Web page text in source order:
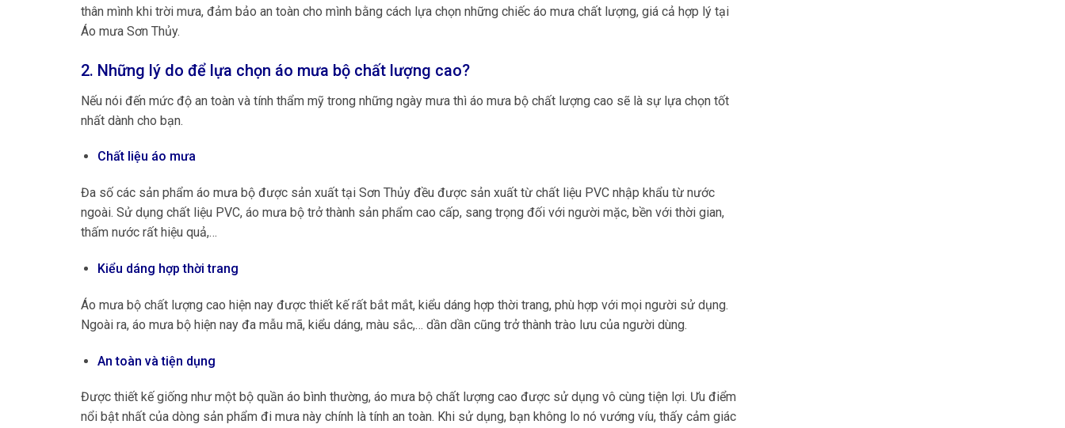
thân mình khi trời mưa, đảm bảo an toàn cho mình bằng cách lựa chọn những chiếc áo mưa chất lượng, giá cả hợp lý tại
Áo mưa Sơn Thủy.
2. Những lý do để lựa chọn áo mưa bộ chất lượng cao?
Nếu nói đến mức độ an toàn và tính thẩm mỹ trong những ngày mưa thì áo mưa bộ chất lượng cao sẽ là sự lựa chọn tốt
nhất dành cho bạn.
Chất liệu áo mưa
Đa số các sản phẩm áo mưa bộ được sản xuất tại Sơn Thủy đều được sản xuất từ chất liệu PVC nhập khẩu từ nước
ngoài. Sử dụng chất liệu PVC, áo mưa bộ trở thành sản phẩm cao cấp, sang trọng đối với người mặc, bền với thời gian,
thấm nước rất hiệu quả,…
Kiểu dáng hợp thời trang
Áo mưa bộ chất lượng cao hiện nay được thiết kế rất bắt mắt, kiểu dáng hợp thời trang, phù hợp với mọi người sử dụng.
Ngoài ra, áo mưa bộ hiện nay đa mẫu mã, kiểu dáng, màu sắc,… dần dần cũng trở thành trào lưu của người dùng.
An toàn và tiện dụng
Được thiết kế giống như một bộ quần áo bình thường, áo mưa bộ chất lượng cao được sử dụng vô cùng tiện lợi. Ưu điểm
nổi bật nhất của dòng sản phẩm đi mưa này chính là tính an toàn. Khi sử dụng, bạn không lo nó vướng víu, thấy cảm giác